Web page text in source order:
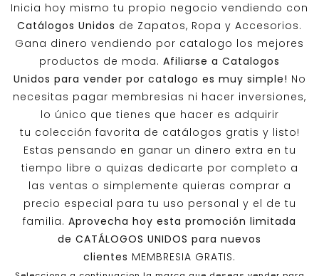
Inicia hoy mismo tu propio negocio vendiendo con
Catálogos Unidos de Zapatos, Ropa y Accesorios.
Gana dinero vendiendo por catalogo los mejores
productos de moda. Afiliarse a Catalogos
Unidos para vender por catalogo es muy simple! No
necesitas pagar membresias ni hacer inversiones,
lo único que tienes que hacer es adquirir
tu colección favorita de catálogos gratis y listo!
Estas pensando en ganar un dinero extra en tu
tiempo libre o quizas dedicarte por completo a
las ventas o simplemente quieras comprar a
precio especial para tu uso personal y el de tu
familia. Aprovecha hoy esta promoción limitada
de CATÁLOGOS UNIDOS para nuevos
clientes MEMBRESIA GRATIS.